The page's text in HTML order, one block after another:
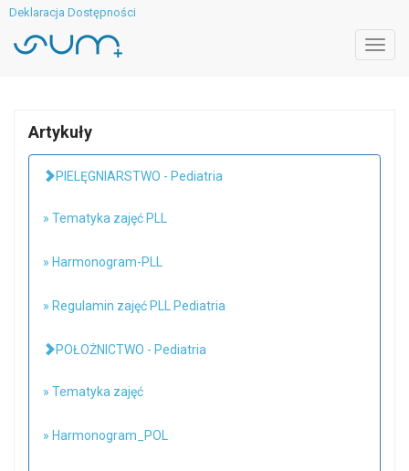
Deklaracja Dostępności
Artykuły
PIELĘGNIARSTWO - Pediatria
» Tematyka zajęć PLL
» Harmonogram-PLL
» Regulamin zajęć PLL Pediatria
POŁOŻNICTWO - Pediatria
» Tematyka zajęć
» Harmonogram_POL